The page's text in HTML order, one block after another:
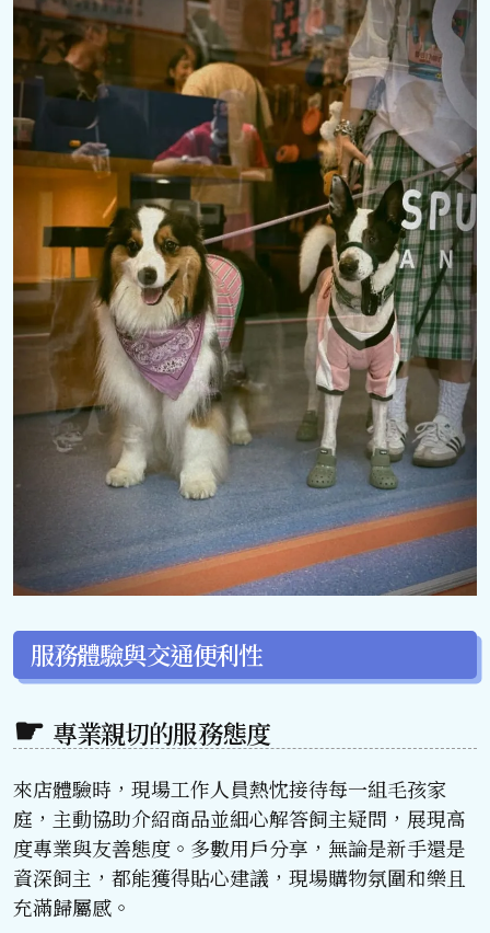
服務體驗與交通便利性
專業親切的服務態度
來店體驗時，現場工作人員熱忱接待每一組毛孩家
庭，主動協助介紹商品並細心解答飼主疑問，展現高
度專業與友善態度。多數用戶分享，無論是新手還是
資深飼主，都能獲得貼心建議，現場購物氛圍和樂且
充滿歸屬感。